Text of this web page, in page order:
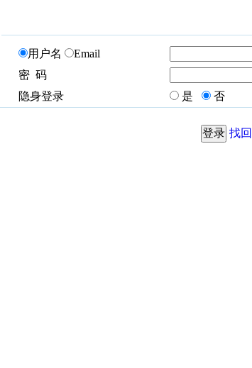
用户名
Email
密 码
隐身登录
是 否
找